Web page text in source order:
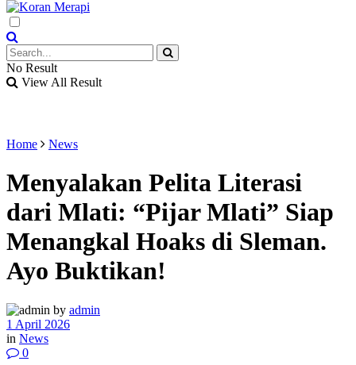
No Result
View All Result
Home News
Menyalakan Pelita Literasi
dari Mlati: “Pijar Mlati” Siap
Menangkal Hoaks di Sleman.
Ayo Buktikan!
by admin
1 April 2026
in News
0